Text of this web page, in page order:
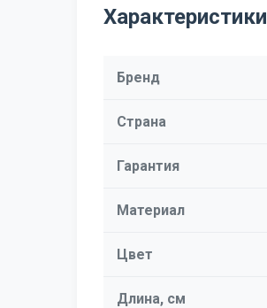
Характеристики
Бренд
Страна
Гарантия
Материал
Цвет
Длина, см